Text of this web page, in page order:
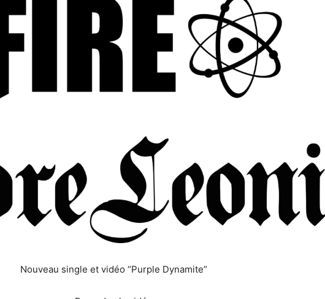
Nouveau single et vidéo “Purple Dynamite”